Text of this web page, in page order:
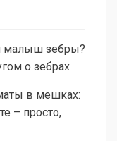
малыш зебры?
о зебрах
в мешках:
– просто,